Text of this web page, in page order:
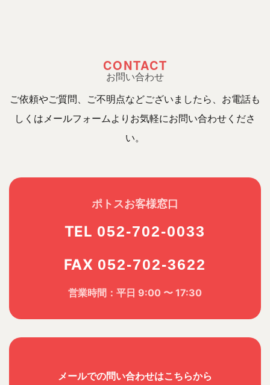
CONTACT
お問い合わせ
ご依頼やご質問、ご不明点などございましたら、お電話も
しくはメールフォームよりお気軽にお問い合わせくださ
い。
ポトスお客様窓口
TEL 052-702-0033
FAX 052-702-3622
営業時間：平日 9:00 〜 17:30
メールでの問い合わせはこちらから